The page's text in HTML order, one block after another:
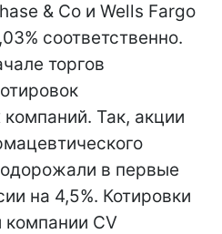
& Co и Wells Fargo
соответственно.
торгов
Так, акции
в первые
на 4,5%. Котировки
CV